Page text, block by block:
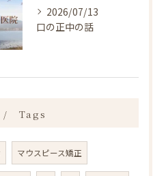
2026/07/13
口の正中の話
Tags
マウスピース矯正